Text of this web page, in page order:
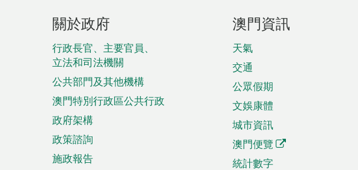
頁
腳
菜
單
關於政府
行政長官、主要官員、
立法和司法機關
公共部門及其他機構
澳門特別行政區公共行政
政府架構
政策諮詢
施政報告
澳門資訊
天氣
交通
公眾假期
文娛康體
城市資訊
澳門便覽
統計數字